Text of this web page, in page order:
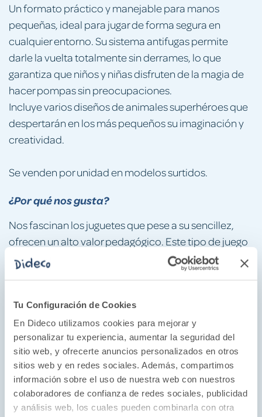
Tu Configuración de Cookies
En Dideco utilizamos cookies para mejorar y
personalizar tu experiencia, aumentar la seguridad del
sitio web, y ofrecerte anuncios personalizados en otros
sitios web y en redes sociales. Además, compartimos
información sobre el uso de nuestra web con nuestros
colaboradores de confianza de redes sociales, publicidad
y análisis web, los cuales pueden combinarla con otra
Un formato práctico y manejable para manos
pequeñas, ideal para jugar de forma segura en
cualquier entorno. Su sistema antifugas permite
darle la vuelta totalmente sin derrames, lo que
garantiza que niños y niñas disfruten de la magia de
hacer pompas sin preocupaciones.
Incluye varios diseños de animales superhéroes que
despertarán en los más pequeños su imaginación y
creatividad.
Se venden por unidad en modelos surtidos.
¿Por qué nos gusta?
Nos fascinan los juguetes que pese a su sencillez,
ofrecen un alto valor pedagógico. Este tipo de juego
favorece la motricidad fina al manipular el bote y
soplar, así como la coordinación mano-ojo al seguir
mejorar el control respiratorio, estimula los sentidos
gracias al movimiento y los colores, potencia la
imaginación a través del juego y fomenta las
habilidades sociales cuando se comparte con otros
niños.
Se venden por unidad en modelos surtidos.